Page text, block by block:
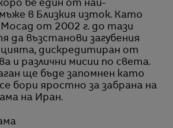
бе един от най-
в Близкия изток. Като
от 2002 г. до тази
да възстанови загубения
дискредитиран от
и различни мисии по света.
ще бъде запомнен като
бори яростно за забрана на
на Иран.